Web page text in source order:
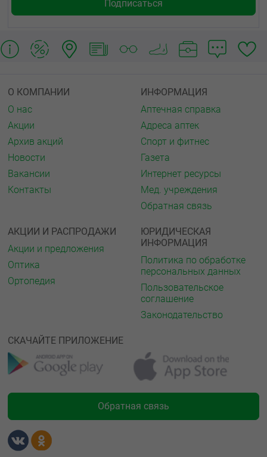
О КОМПАНИИ
О нас
Акции
Архив акций
Новости
Вакансии
Контакты
ИНФОРМАЦИЯ
Аптечная справка
Адреса аптек
Спорт и фитнес
Газета
Интернет ресурсы
Мед. учреждения
Обратная связь
АКЦИИ И РАСПРОДАЖИ
Акции и предложения
Оптика
Ортопедия
ЮРИДИЧЕСКАЯ
ИНФОРМАЦИЯ
Политика по обработке
персональных данных
Пользовательское
соглашение
Законодательство
СКАЧАЙТЕ ПРИЛОЖЕНИЕ
Обратная связь